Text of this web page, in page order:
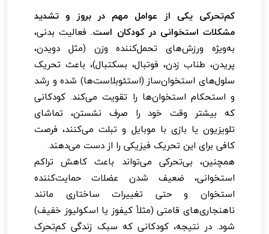
کم‌تحرکی یکی از عوامل مهم در بروز و تشدید
مشکلات استخوانی در کودکان است. فعالیت بدنی،
به‌ویژه ورزش‌های تحمل‌کننده وزن (مثل دویدن،
پریدن، طناب زدن، فوتبال، بسکتبال)، باعث تحریک
سلول‌های استخوان‌ساز (استئوبلاست‌ها) شده و رشد
و استحکام استخوان‌ها را تقویت می‌کند. کودکانی
که بیشتر وقت خود را صرف نشستن، تماشای
تلویزیون یا بازی با موبایل و تبلت می‌کنند، فرصت
کافی برای این تحریک فیزیکی را از دست می‌دهند.
همچنین، بی‌تحرکی می‌تواند باعث کاهش تراکم
استخوانی، ضعیف شدن عضلات حمایت‌کننده
استخوان و حتی تغییرات ساختاری مانند
ناهنجاری‌های قامتی (مثلاً کیفوز یا اسکولیوز خفیف)
شود. در نتیجه، کودکانی که سبک زندگی کم‌تحرک